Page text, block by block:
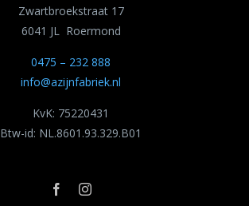
Zwartbroekstraat 17
6041 JL Roermond
0475 – 232 888
info@azijnfabriek.nl
KvK: 75220431
Btw-id: NL.8601.93.329.B01